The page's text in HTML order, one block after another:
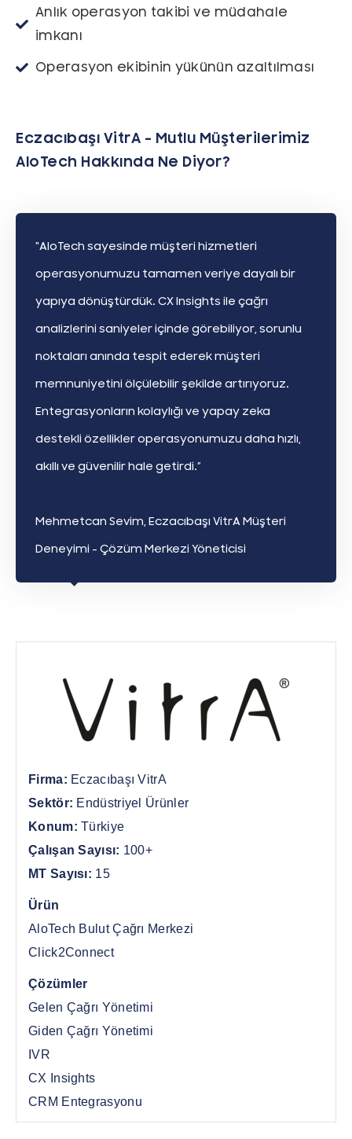
Anlık operasyon takibi ve müdahale
imkanı
Operasyon ekibinin yükünün azaltılması
Eczacıbaşı VitrA - Mutlu Müşterilerimiz
AloTech Hakkında Ne Diyor?
"AloTech sayesinde müşteri hizmetleri
operasyonumuzu tamamen veriye dayalı bir
yapıya dönüştürdük. CX Insights ile çağrı
analizlerini saniyeler içinde görebiliyor, sorunlu
noktaları anında tespit ederek müşteri
memnuniyetini ölçülebilir şekilde artırıyoruz.
Entegrasyonların kolaylığı ve yapay zeka
destekli özellikler operasyonumuzu daha hızlı,
akıllı ve güvenilir hale getirdi.”
Mehmetcan Sevim, Eczacıbaşı VitrA Müşteri
Deneyimi - Çözüm Merkezi Yöneticisi
Firma: Eczacıbaşı VitrA
Sektör: Endüstriyel Ürünler
Konum: Türkiye
Çalışan Sayısı: 100+
MT Sayısı: 15
Ürün
AloTech Bulut Çağrı Merkezi
Click2Connect
Çözümler
Gelen Çağrı Yönetimi
Giden Çağrı Yönetimi
IVR
CX Insights
CRM Entegrasyonu